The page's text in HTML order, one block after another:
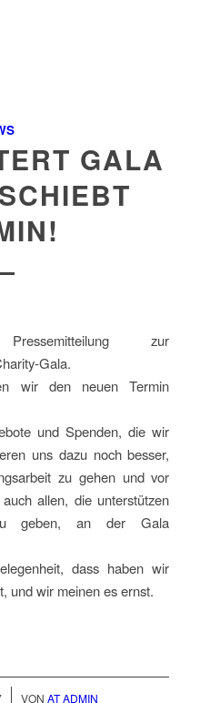
GALA
zur
Gala.
wir den neuen Termin
und Spenden, die wir
uns dazu noch besser,
zu gehen und vor
allen, die unterstützen
geben, an der Gala
dass haben wir
und wir meinen es ernst.
VON AT ADMIN